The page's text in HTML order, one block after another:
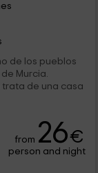
de los pueblos
Murcia.
trata de una casa
from 26€
person and night